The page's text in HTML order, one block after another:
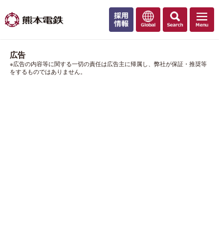
広告
※広告の内容等に関する一切の責任は広告主に帰属し、弊社が保証・推奨等
をするものではありません。